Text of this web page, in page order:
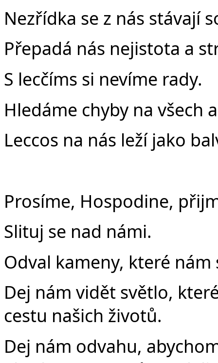
Nezřídka se z nás stávají
Přepadá nás nejistota a
S lecčíms si nevíme rady.
Hledáme chyby na všech
Leccos na nás leží jako
Prosíme, Hospodine,
Slituj se nad námi.
Odval kameny, které
Dej nám vidět světlo,
cestu našich životů.
Dej nám odvahu,